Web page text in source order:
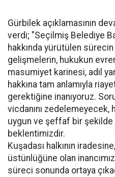
Gürbilek açıklamasının
verdi; "Seçilmiş Belediye
hakkında yürütülen sürecin
gelişmelerin, hukukun
masumiyet karinesi, adil
hakkına tam anlamıyla
gerektiğine inanıyoruz.
vicdanını
uygun ve şeffaf bir
beklentimizdir.
Kuşadası halkının
üstünlüğüne olan
süreci sonunda ortaya